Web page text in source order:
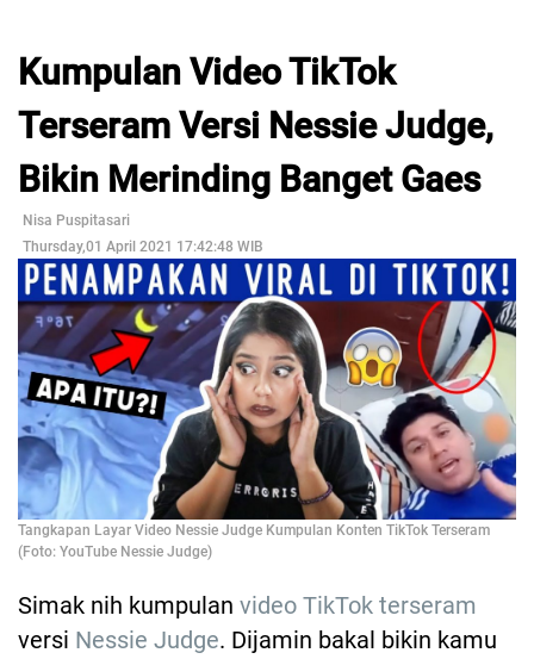
Kumpulan Video TikTok
Terseram Versi Nessie Judge,
Bikin Merinding Banget Gaes
Nisa Puspitasari
Thursday,01 April 2021 17:42:48 WIB
Tangkapan Layar Video Nessie Judge Kumpulan Konten TikTok Terseram
(Foto: YouTube Nessie Judge)
Simak nih kumpulan video TikTok terseram
versi Nessie Judge. Dijamin bakal bikin kamu